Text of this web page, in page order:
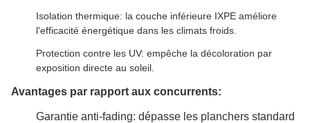
Isolation thermique: la couche inférieure IXPE améliore
l'efficacité énergétique dans les climats froids.
Protection contre les UV: empêche la décoloration par
exposition directe au soleil.
Avantages par rapport aux concurrents:
Garantie anti-fading: dépasse les planchers standard